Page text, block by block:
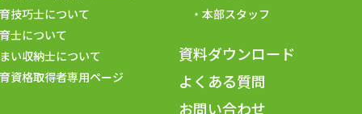
技巧士について
士について
い収納士について
資格取得者専用ページ
本部スタッフ
資料ダウンロード
よくある質問
お問い合わせ